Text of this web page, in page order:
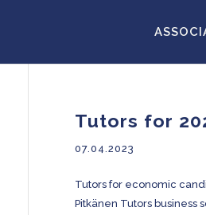
Tutors for
07.04.2023
Tutors for economic
Pitkänen Tutors business